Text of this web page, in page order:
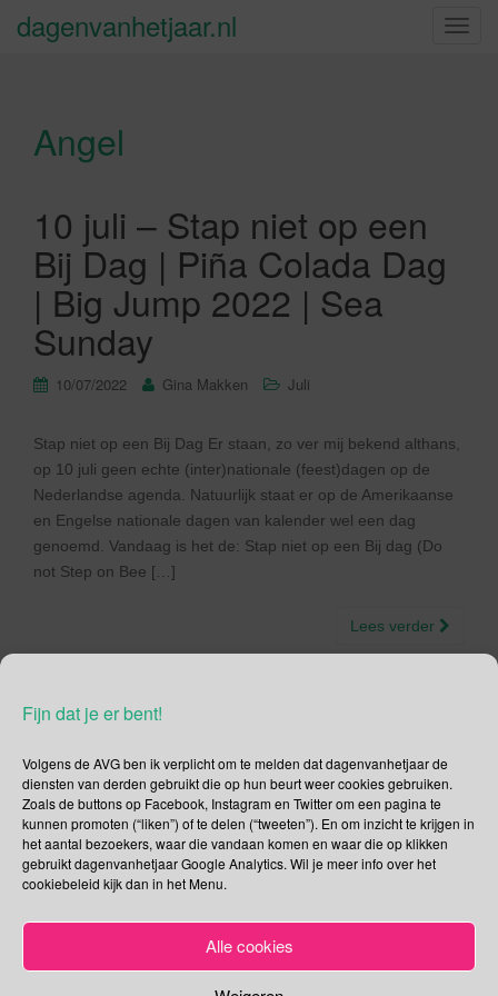
Fijn dat je er bent!
Volgens de AVG ben ik verplicht om te melden dat dagenvanhetjaar de
diensten van derden gebruikt die op hun beurt weer cookies gebruiken.
Zoals de buttons op Facebook, Instagram en Twitter om een pagina te
kunnen promoten (“liken”) of te delen (“tweeten”). En om inzicht te krijgen in
het aantal bezoekers, waar die vandaan komen en waar die op klikken
gebruikt dagenvanhetjaar Google Analytics. Wil je meer info over het
cookiebeleid kijk dan in het Menu.
Alle cookies
S
dagenvanhetjaar.nl
Angel
10 juli – Stap niet op een
Bij Dag | Piña Colada Dag
| Big Jump 2022 | Sea
Sunday
10/07/2022 Gina Makken Juli
Stap niet op een Bij Dag Er staan, zo ver mij bekend althans,
op 10 juli geen echte (inter)nationale (feest)dagen op de
Nederlandse agenda. Natuurlijk staat er op de Amerikaanse
en Engelse nationale dagen van kalender wel een dag
genoemd. Vandaag is het de: Stap niet op een Bij dag (Do
not Step on Bee […]
Lees verder
Social Media
Je kunt me volgen op
Zoeken